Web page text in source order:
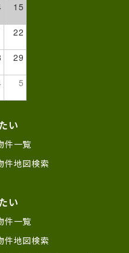
15
22
29
5
い
件一覧
件地図検索
い
件一覧
件地図検索